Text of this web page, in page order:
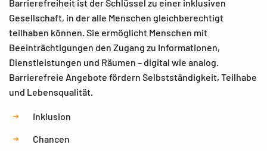
Barrierefreiheit ist der Schlüssel zu einer inklusiven
Gesellschaft, in der alle Menschen gleichberechtigt
teilhaben können. Sie ermöglicht Menschen mit
Beeinträchtigungen den Zugang zu Informationen,
Dienstleistungen und Räumen – digital wie analog.
Barrierefreie Angebote fördern Selbstständigkeit, Teilhabe
und Lebensqualität.
Inklusion
Chancen